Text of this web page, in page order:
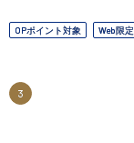
OPポイント対象 Web限定
3